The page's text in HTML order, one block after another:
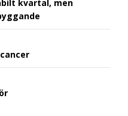
kvartal, men